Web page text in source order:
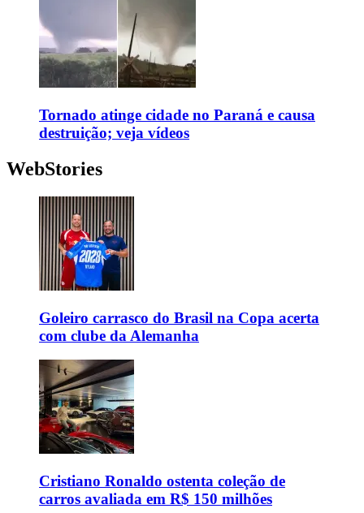
Tornado atinge cidade no Paraná e causa
destruição; veja vídeos
WebStories
Goleiro carrasco do Brasil na Copa acerta
com clube da Alemanha
Cristiano Ronaldo ostenta coleção de
carros avaliada em R$ 150 milhões